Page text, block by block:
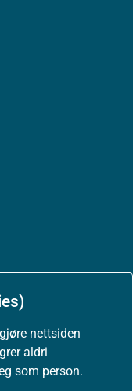
nettsiden
aldri
som person.